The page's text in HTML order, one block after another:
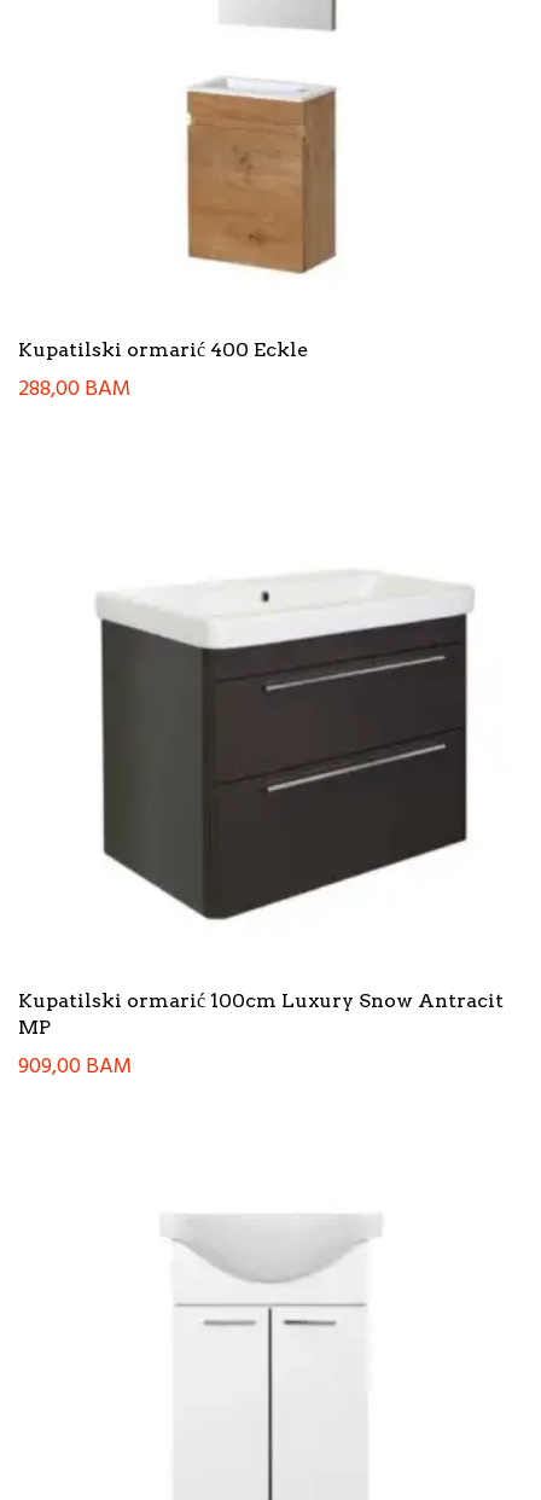
Kupatilski ormarić 400 Eckle
288,00BAM
Kupatilski ormarić 100cm Luxury Snow Antracit
MP
909,00BAM